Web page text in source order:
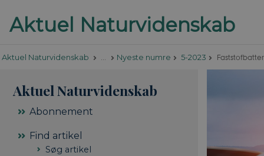
Aktuel Naturvidenskab … Nyeste numre 5-2023
Aktuel Naturvidenskab
Abonnement
Find artikel
Søg artikel